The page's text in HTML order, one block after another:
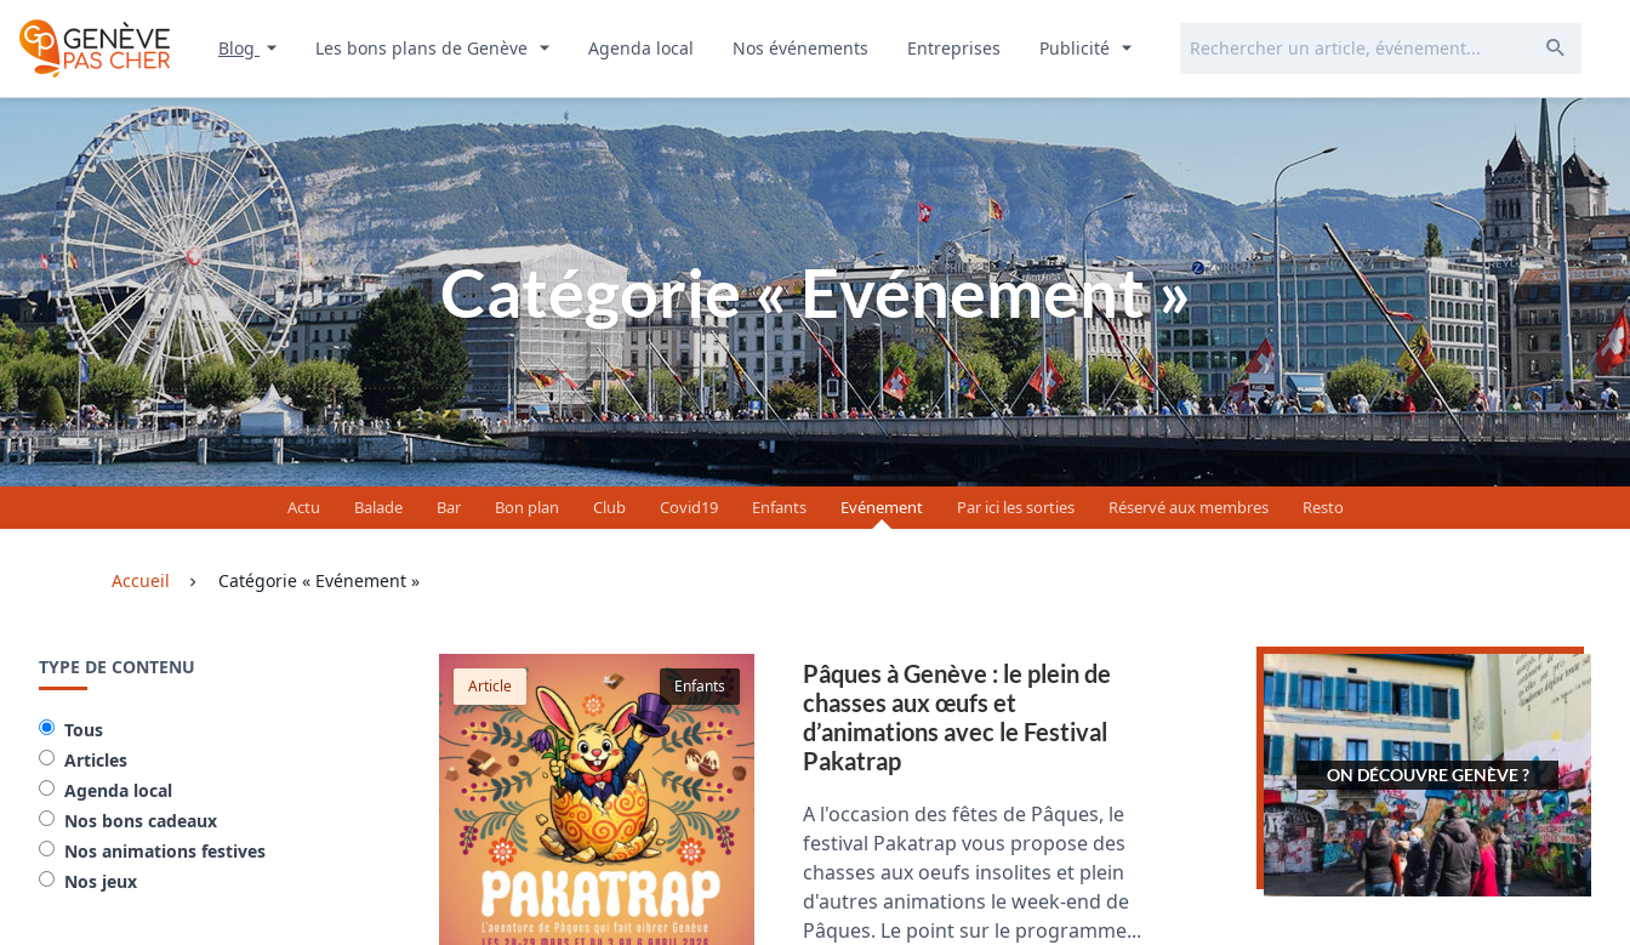
Blog Les bons plans de Genève Agenda local Nos événements Entreprises Publicité
Catégorie« Evénement »
Actu Balade Bar Bon plan Club Covid19 Enfants Evénement Par ici les sorties Réservé aux membres Resto
Accueil Catégorie « Evénement »
TYPE DE CONTENU
Tous
Articles
Agenda local
Nos bons cadeaux
Nos animations festives
Nos jeux
Enfants
Article
Pâques à Genève : le plein de
chasses aux œufs et
d’animations avec le Festival
Pakatrap
A l'occasion des fêtes de Pâques, le
festival Pakatrap vous propose des
chasses aux oeufs insolites et plein
d'autres animations le week-end de
Pâques. Le point sur le programme...
ON DÉCOUVRE GENÈVE ?